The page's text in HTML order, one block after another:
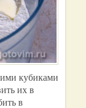
кубиками
их в
в